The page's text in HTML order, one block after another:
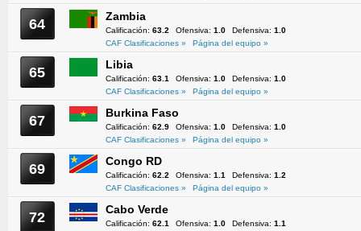
64 Zambia
Calificación: 63.2 Ofensiva: 1.0 Defensiva: 1.0
CAF Clasificaciones »
Página del equipo »
65 Libia
Calificación: 63.1 Ofensiva: 1.0 Defensiva: 1.0
CAF Clasificaciones »
Página del equipo »
67 Burkina Faso
Calificación: 62.9 Ofensiva: 1.0 Defensiva: 1.0
CAF Clasificaciones »
Página del equipo »
69 Congo RD
Calificación: 62.2 Ofensiva: 1.1 Defensiva: 1.2
CAF Clasificaciones »
Página del equipo »
72 Cabo Verde
Calificación: 62.1 Ofensiva: 1.0 Defensiva: 1.1